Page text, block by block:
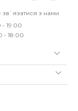
з нами
- 19:00
- 18:00